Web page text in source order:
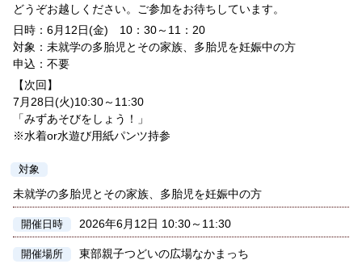
どうぞお越しください。ご参加をお待ちしています。
日時：6月12日(金) 10：30～11：20
対象：未就学の多胎児とその家族、多胎児を妊娠中の方
申込：不要
【次回】
7月28日(火)10:30～11:30
「みずあそびをしょう！」
※水着or水遊び用紙パンツ持参
対象
未就学の多胎児とその家族、多胎児を妊娠中の方
開催日時 2026年6月12日 10:30～11:30
開催場所 東部親子つどいの広場なかまっち